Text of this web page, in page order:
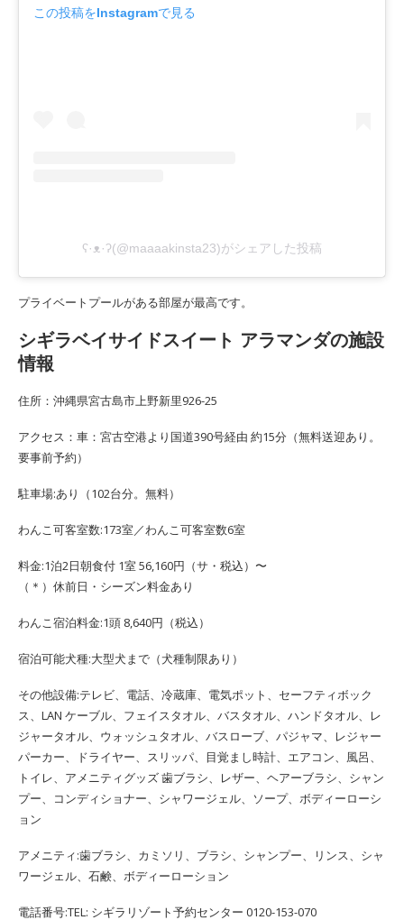
この投稿をInstagramで見る
ʕ·ᴥ·ʔ(@maaaakinsta23)がシェアした投稿
プライベートプールがある部屋が最高です。
シギラベイサイドスイート アラマンダの施設
情報
住所：沖縄県宮古島市上野新里926-25
アクセス：車：宮古空港より国道390号経由 約15分（無料送迎あり。
要事前予約）
駐車場:あり（102台分。無料）
わんこ可客室数:173室／わんこ可客室数6室
料金:1泊2日朝食付 1室 56,160円（サ・税込）〜
（＊）休前日・シーズン料金あり
わんこ宿泊料金:1頭 8,640円（税込）
宿泊可能犬種:大型犬まで（犬種制限あり）
その他設備:テレビ、電話、冷蔵庫、電気ポット、セーフティボック
ス、LAN ケーブル、フェイスタオル、バスタオル、ハンドタオル、レ
ジャータオル、ウォッシュタオル、バスローブ、パジャマ、レジャー
パーカー、ドライヤー、スリッパ、目覚まし時計、エアコン、風呂、
トイレ、アメニティグッズ 歯ブラシ、レザー、ヘアーブラシ、シャン
プー、コンディショナー、シャワージェル、ソープ、ボディーローシ
ョン
アメニティ:歯ブラシ、カミソリ、ブラシ、シャンプー、リンス、シャ
ワージェル、石鹸、ボディーローション
電話番号:TEL: シギラリゾート予約センター 0120-153-070